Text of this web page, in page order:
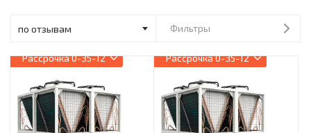
Фильтры
Рассрочка0-35-12 Рассрочка0-35-12